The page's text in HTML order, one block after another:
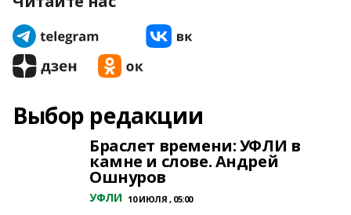
Выбор редакции
Браслет времени: УФЛИ в
камне и слове. Андрей
Ошнуров
УФЛИ 10 ИЮЛЯ , 05:00